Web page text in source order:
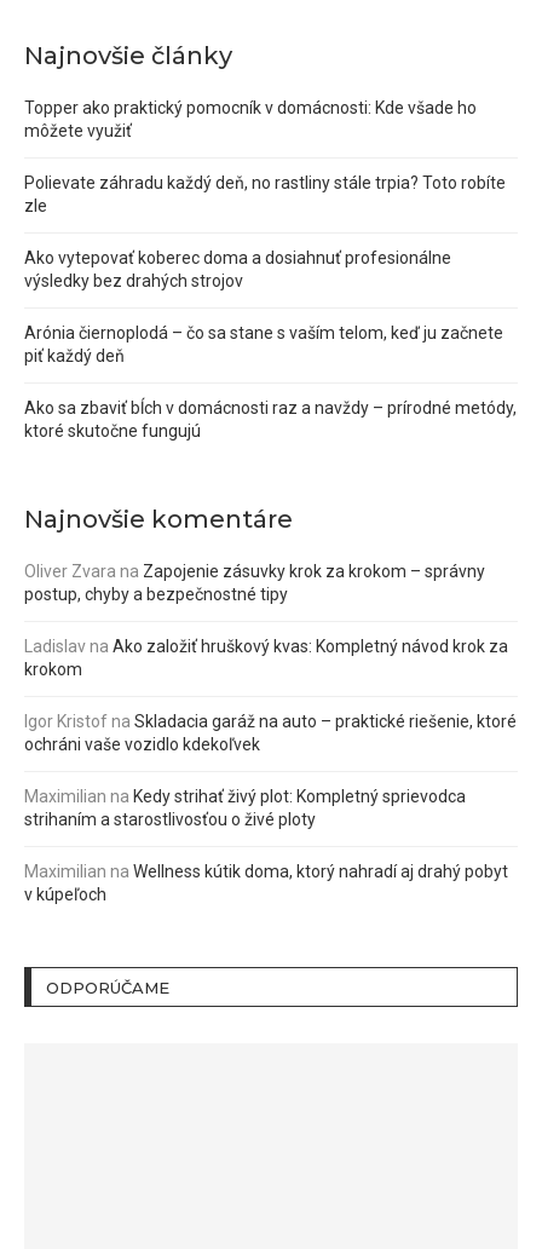
Najnovšie články
Topper ako praktický pomocník v domácnosti: Kde všade ho
môžete využiť
Polievate záhradu každý deň, no rastliny stále trpia? Toto robíte
zle
Ako vytepovať koberec doma a dosiahnuť profesionálne
výsledky bez drahých strojov
Arónia čiernoplodá – čo sa stane s vaším telom, keď ju začnete
piť každý deň
Ako sa zbaviť bĺch v domácnosti raz a navždy – prírodné metódy,
ktoré skutočne fungujú
Najnovšie komentáre
Oliver Zvara na Zapojenie zásuvky krok za krokom – správny
postup, chyby a bezpečnostné tipy
Ladislavna Ako založiť hruškový kvas: Kompletný návod krok za
krokom
Igor Kristofna Skladacia garáž na auto – praktické riešenie, ktoré
ochráni vaše vozidlo kdekoľvek
Maximilian na Kedy strihať živý plot: Kompletný sprievodca
strihaním a starostlivosťou o živé ploty
Maximilian na Wellness kútik doma, ktorý nahradí aj drahý pobyt
v kúpeľoch
ODPORÚČAME